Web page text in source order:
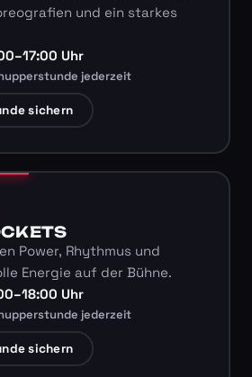
und ein starkes
Uhr
jederzeit
sichern
Power, Rhythmus und
Energie auf der Bühne.
Uhr
jederzeit
sichern